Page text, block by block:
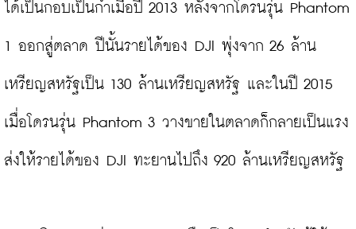
ได้เป็นกอบเป็นกำเมื่อปี 2013 หลังจากโดรนรุ่น Phantom
1 ออกสู่ตลาด ปีนั้นรายได้ของ DJI พุ่งจาก 26 ล้าน
เหรียญสหรัฐเป็น 130 ล้านเหรียญสหรัฐ และในปี 2015
เมื่อโดรนรุ่น Phantom 3 วางขายในตลาดก็กลายเป็นแรง
ส่งให้รายได้ของ DJI ทะยานไปถึง 920 ล้านเหรียญสหรัฐ